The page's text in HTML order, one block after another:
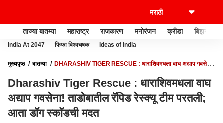
ताज्या बातम्या महाराष्ट्र राजकारण मनोरंजन क्रीडा बिझनेस
India At 2047 फिफा विश्वचषक Ideas of India
मुख्यपृष्ठ बातम्या
DHARASHIV TIGER RESCUE : धाराशिवमधला वाघ अद्याप गवसेना!
Dharashiv Tiger Rescue : धाराशिवमधला वाघ
अद्याप गवसेना! ताडोबातील रॅपिड रेस्क्यू टीम परतली;
आता डॉग स्कॉडची मदत